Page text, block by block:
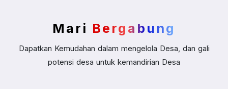
Mari Bergabung
Dapatkan Kemudahan dalam mengelola Desa, dan gali
potensi desa untuk kemandirian Desa